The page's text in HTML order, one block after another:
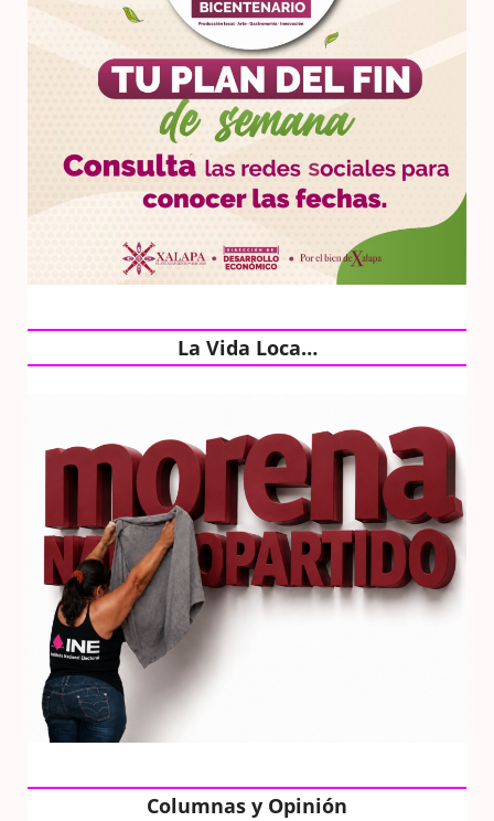
La Vida Loca…
Columnas y Opinión